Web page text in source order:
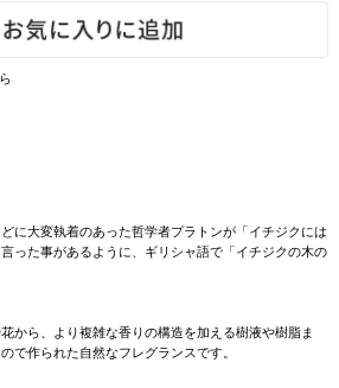
に大変執着のあった哲学者プラトンが「イチジクには
った事があるように、ギリシャ語で「イチジクの木の
から、より複雑な香りの構造を加える樹液や樹脂ま
で作られた自然なフレグランスです。